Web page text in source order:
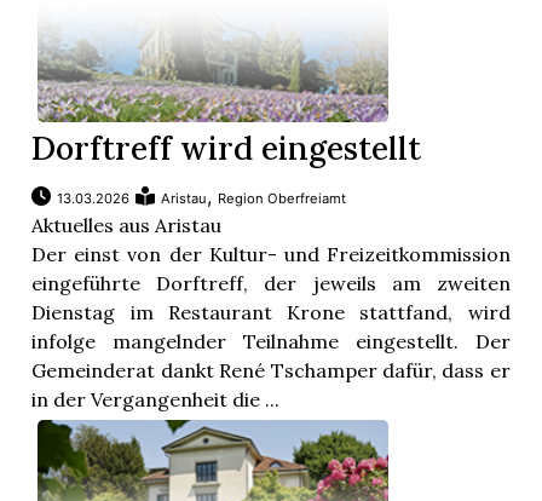
Dorftreff wird eingestellt
13.03.2026 Aristau, Region Oberfreiamt
Aktuelles aus Aristau
Der einst von der Kultur- und Freizeitkommission
eingeführte Dorftreff, der jeweils am zweiten
Dienstag im Restaurant Krone stattfand, wird
infolge mangelnder Teilnahme eingestellt. Der
Gemeinderat dankt René Tschamper dafür, dass er
in der Vergangenheit die ...